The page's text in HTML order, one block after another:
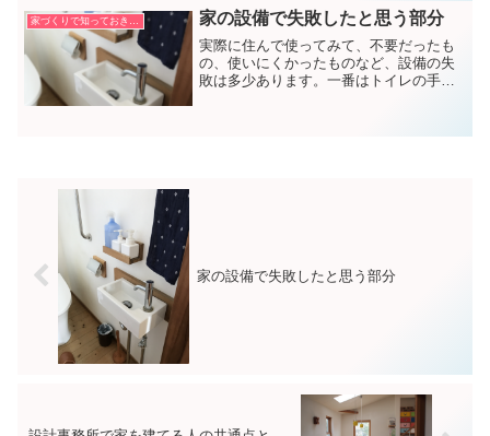
家づくりで知っておきたいこと 家の設備で失敗したと思う部分
実際に住んで使ってみて、不要だったも
の、使いにくかったものなど、設備の失
敗は多少あります。一番はトイレの手洗
家の設備で失敗したと思う部分